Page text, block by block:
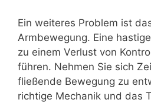
Ein weiteres Problem ist
Armbewegung. Eine
zu einem Verlust von
führen. Nehmen Sie sich
fließende Bewegung zu
richtige Mechanik und das